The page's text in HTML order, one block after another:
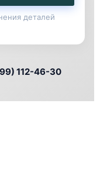
деталей
112-46-30